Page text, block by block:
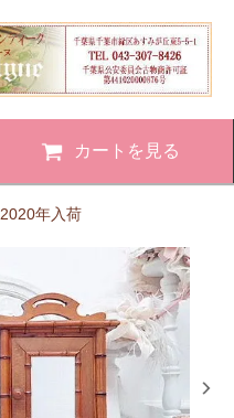
カートを見る
2020年入荷